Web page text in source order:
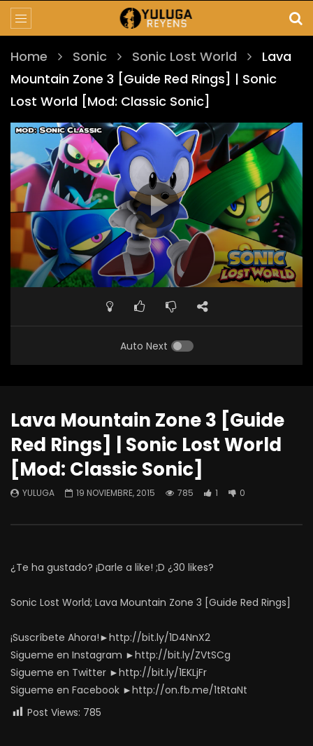
Home Sonic Sonic Lost World
Lava
Mountain Zone 3 [Guide Red Rings] | Sonic
Lost World [Mod: Classic Sonic]
Auto Next
Lava Mountain Zone 3 [Guide
Red Rings] | Sonic Lost World
[Mod: Classic Sonic]
YULUGA 19 NOVIEMBRE, 2015 785 1 0
¿Te ha gustado? ¡Darle a like! ;D ¿30 likes?
Sonic Lost World; Lava Mountain Zone 3 [Guide Red Rings]
¡Suscríbete Ahora!►http://bit.ly/1D4NnX2
Sigueme en Instagram ►http://bit.ly/ZVtSCg
Sigueme en Twitter ►http://bit.ly/1EKLjFr
Sigueme en Facebook ►http://on.fb.me/1tRtaNt
Post Views: 785